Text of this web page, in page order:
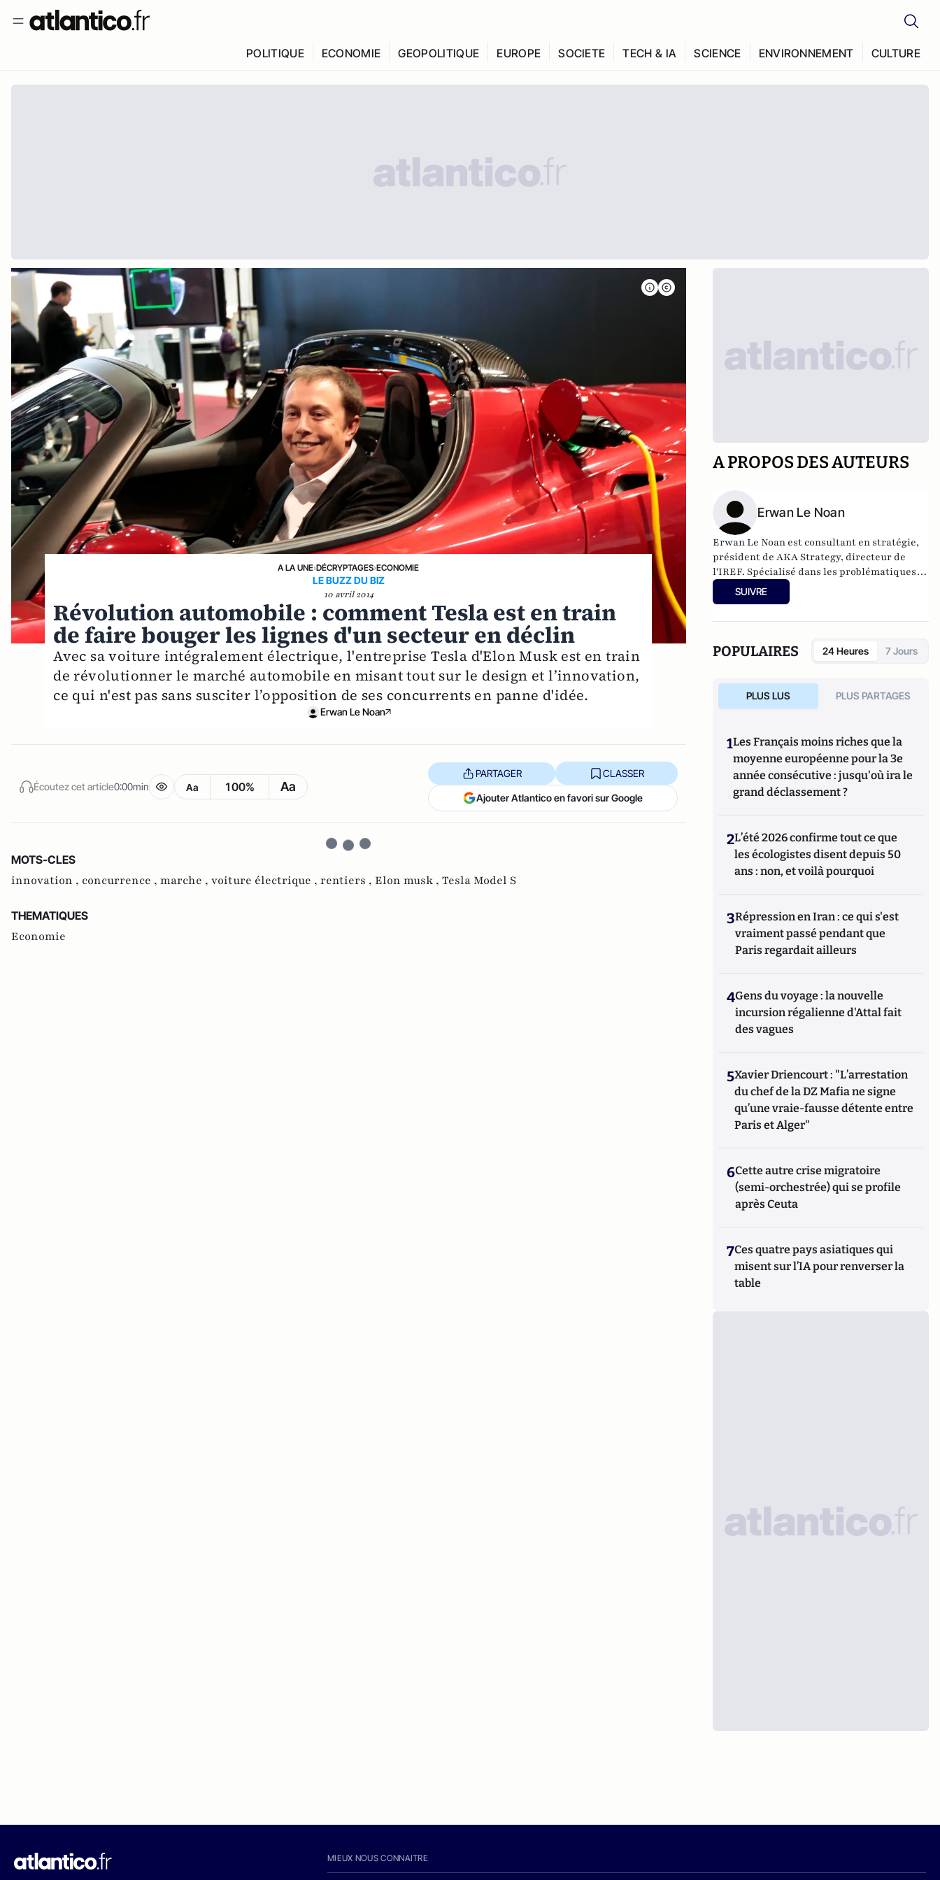
POLITIQUE ECONOMIE GEOPOLITIQUE EUROPE SOCIETE TECH & IA SCIENCE ENVIRONNEMENT CULTURE
A LA UNE›DÉCRYPTAGES›ECONOMIE
LE BUZZ DU BIZ
10 avril 2014
Révolution automobile : comment Tesla est en train
de faire bouger les lignes d'un secteur en déclin
Avec sa voiture intégralement électrique, l'entreprise Tesla d'Elon Musk est en train
de révolutionner le marché automobile en misant tout sur le design et l’innovation,
ce qui n'est pas sans susciter l’opposition de ses concurrents en panne d'idée.
Erwan Le Noan
Écoutez cet article0:00min Aa 100% Aa
PARTAGER CLASSER
Ajouter Atlantico en favori sur Google
MOTS-CLES
innovation , concurrence , marche , voiture électrique , rentiers , Elon musk , Tesla Model S
THEMATIQUES
Economie
A PROPOS DES AUTEURS
Erwan Le Noan
Erwan Le Noan est consultant en stratégie,
président de AKA Strategy, directeur de
l'IREF. Spécialisé dans les problématiques
de régulation et de stratégies d'influence, il
a enseigné le droit et l'économie à Sciences
SUIVRE
POPULAIRES 24 Heures 7 Jours
PLUS LUS PLUS PARTAGES
1Les Français moins riches que la
moyenne européenne pour la 3e
année consécutive : jusqu'où ira le
grand déclassement ?
2L’été 2026 confirme tout ce que
les écologistes disent depuis 50
ans : non, et voilà pourquoi
3Répression en Iran : ce qui s'est
vraiment passé pendant que
Paris regardait ailleurs
4Gens du voyage : la nouvelle
incursion régalienne d'Attal fait
des vagues
5Xavier Driencourt : "L’arrestation
du chef de la DZ Mafia ne signe
qu’une vraie-fausse détente entre
Paris et Alger"
6Cette autre crise migratoire
(semi-orchestrée) qui se profile
après Ceuta
7Ces quatre pays asiatiques qui
misent sur l’IA pour renverser la
table
MIEUX NOUS CONNAITRE